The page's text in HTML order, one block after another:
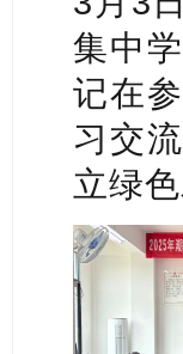
集中
记在
习交
立绿